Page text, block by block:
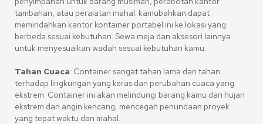
tambahan, atau peralatan mahal. kamubahkan dapat
memindahkan kantor kontainer portabel ini ke lokasi yang
berbeda sesuai kebutuhan. Sewa meja dan aksesori lainnya
untuk menyesuaikan wadah sesuai kebutuhan kamu.
Tahan Cuaca: Container sangat tahan lama dan tahan
terhadap lingkungan yang keras dan perubahan cuaca yang
ekstrem. Container ini akan melindungi barang kamu dari hujan
ekstrem dan angin kencang, mencegah penundaan proyek
yang tepat waktu dan mahal.